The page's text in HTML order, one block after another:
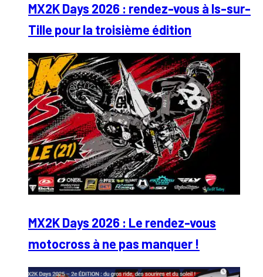
MX2K Days 2026 : rendez-vous à Is-sur-
Tille pour la troisième édition
MX2K Days 2026 : Le rendez-vous
motocross à ne pas manquer !